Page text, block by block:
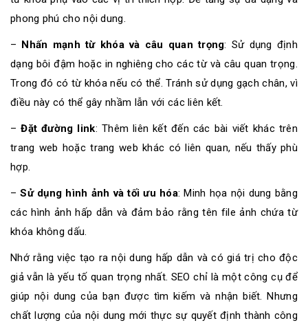
phong phú cho nội dung.
– Nhấn mạnh từ khóa và câu quan trọng: Sử dụng định
dạng bôi đậm hoặc in nghiêng cho các từ và câu quan trọng.
Trong đó có từ khóa nếu có thể. Tránh sử dụng gạch chân, vì
điều này có thể gây nhầm lẫn với các liên kết.
–Đặt đường link: Thêm liên kết đến các bài viết khác trên
trang web hoặc trang web khác có liên quan, nếu thấy phù
hợp.
–Sử dụng hình ảnh và tối ưu hóa: Minh họa nội dung bằng
các hình ảnh hấp dẫn và đảm bảo rằng tên file ảnh chứa từ
khóa không dấu.
Nhớ rằng việc tạo ra nội dung hấp dẫn và có giá trị cho độc
giả vẫn là yếu tố quan trọng nhất. SEO chỉ là một công cụ để
giúp nội dung của bạn được tìm kiếm và nhận biết. Nhưng
chất lượng của nội dung mới thực sự quyết định thành công